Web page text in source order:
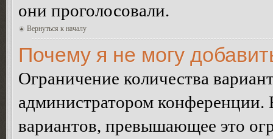
они проголосовали.
Вернуться к началу
Почему я не могу
Ограничение количества
администратором конференции.
вариантов, превышающее это